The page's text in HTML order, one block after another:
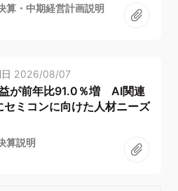
算・中期経営計画説明
2026/08/07
が前年比91.0％増 AI関連
ミコンに向けた人材ニーズ
算説明